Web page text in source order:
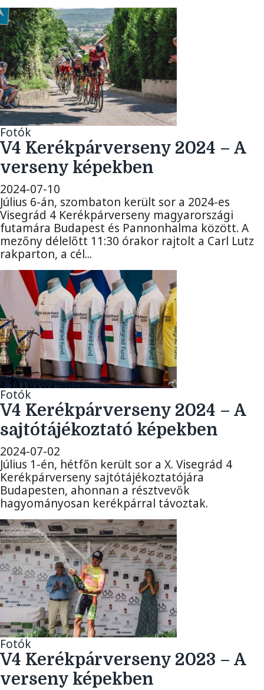
Fotók
V4 Kerékpárverseny 2024 – A
verseny képekben
2024-07-10
Július 6-án, szombaton került sor a 2024-es
Visegrád 4 Kerékpárverseny magyarországi
futamára Budapest és Pannonhalma között. A
mezőny délelőtt 11:30 órakor rajtolt a Carl Lutz
rakparton, a cél...
Fotók
V4 Kerékpárverseny 2024 – A
sajtótájékoztató képekben
2024-07-02
Július 1-én, hétfőn került sor a X. Visegrád 4
Kerékpárverseny sajtótájékoztatójára
Budapesten, ahonnan a résztvevők
hagyományosan kerékpárral távoztak.
Fotók
V4 Kerékpárverseny 2023 – A
verseny képekben